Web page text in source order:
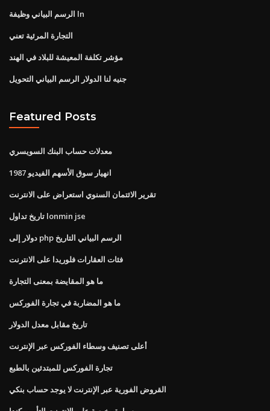
الرسم البياني وظيفة ln
التجارة المرئية تعني
مؤشر تكلفة المعيشة للبلاد في الهند
جنيه لنا الدولار الرسم البياني التحويل
Featured Posts
معدلات حساب البنك السويسري
1987 انهيار سوق الأسهم الفيديو
تقرير الائتمان السنوي استعراض على الانترنت
تاريخ تداول lonmin jse
دولار إلى php الرسم البياني التاريخ
فئات العقارات فلوريدا على الانترنت
ما هو المقايضة بمعنى التجارة
ما هو المضاربة في تجارة الفوركس
تاريخ مقابل معدل الدولار
أعلى تصنيف وسطاء الفوركس عبر الإنترنت
تجارة الفوركس للمبتدئين بالطبع
القروض الفورية عبر الإنترنت لا يوجد حساب بنكي